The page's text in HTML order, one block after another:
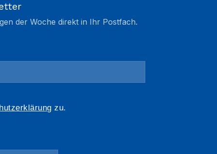
der Woche direkt in Ihr Postfach.